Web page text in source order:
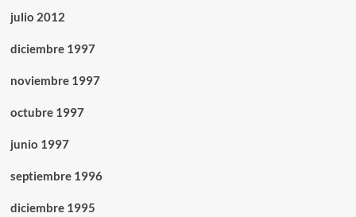
julio 2012
diciembre 1997
noviembre 1997
octubre 1997
junio 1997
septiembre 1996
diciembre 1995